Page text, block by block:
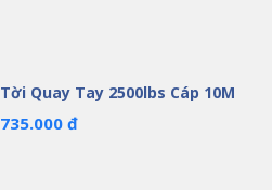
Tời Quay Tay 2500lbs Cáp 10M
735.000 đ